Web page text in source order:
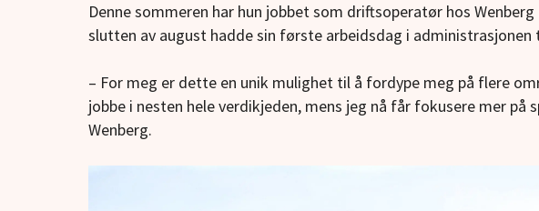
Denne sommeren har hun jobbet som driftsoperatør hos
slutten av august hadde sin første arbeidsdag i administrasjonen
– For meg er dette en unik mulighet til å fordype meg på flere
jobbe i nesten hele verdikjeden, mens jeg nå får fokusere mer på
Wenberg.